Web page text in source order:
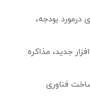
بودجه،
جدید، مذاکره
فناوری